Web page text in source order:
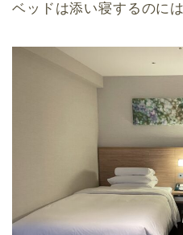
ベッドは添い寝するのに